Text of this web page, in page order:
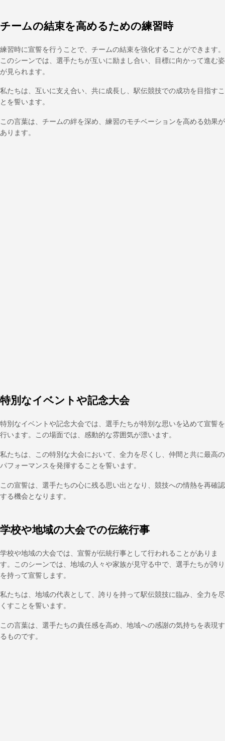
チームの結束を高めるための練習時
練習時に宣誓を行うことで、チームの結束を強化することができます。
このシーンでは、選手たちが互いに励まし合い、目標に向かって進む姿
が見られます。
私たちは、互いに支え合い、共に成長し、駅伝競技での成功を目指すこ
とを誓います。
この言葉は、チームの絆を深め、練習のモチベーションを高める効果が
あります。
特別なイベントや記念大会
特別なイベントや記念大会では、選手たちが特別な思いを込めて宣誓を
行います。この場面では、感動的な雰囲気が漂います。
私たちは、この特別な大会において、全力を尽くし、仲間と共に最高の
パフォーマンスを発揮することを誓います。
この宣誓は、選手たちの心に残る思い出となり、競技への情熱を再確認
する機会となります。
学校や地域の大会での伝統行事
学校や地域の大会では、宣誓が伝統行事として行われることがありま
す。このシーンでは、地域の人々や家族が見守る中で、選手たちが誇り
を持って宣誓します。
私たちは、地域の代表として、誇りを持って駅伝競技に臨み、全力を尽
くすことを誓います。
この言葉は、選手たちの責任感を高め、地域への感謝の気持ちを表現す
るものです。